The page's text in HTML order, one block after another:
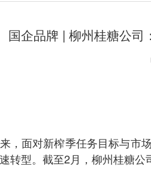
国企品牌 | 柳州桂糖公司
，面对新榨季任务目标与市
转型。截至2月，柳州桂糖公